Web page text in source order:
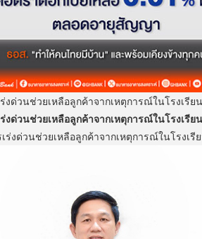
งด่วนช่วยเหลือลูกค้าจากเหตุการณ์ในโรงเรี
งด่วนช่วยเหลือลูกค้าจากเหตุการณ์ในโรงเรี
ร่งด่วนช่วยเหลือลูกค้าจากเหตุการณ์ในโรงเ